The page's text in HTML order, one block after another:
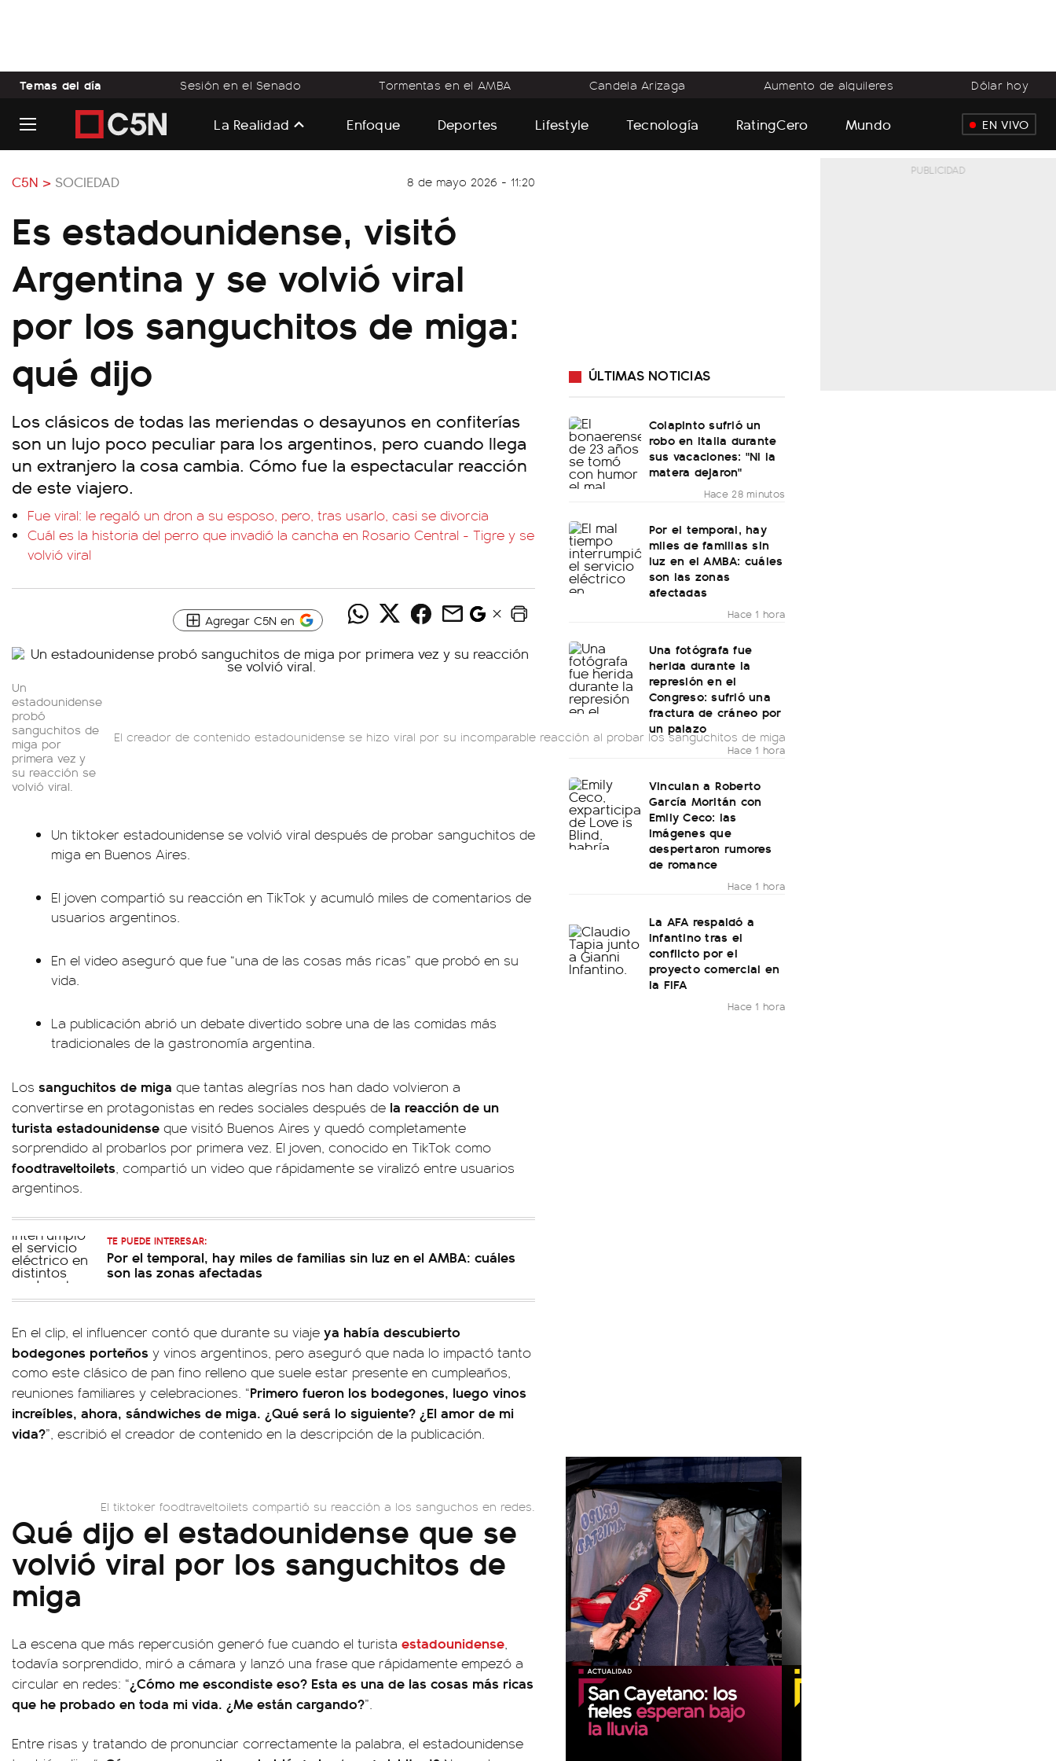
Temas del día Sesión en el Senado Tormentas en el AMBA Candela Arizaga Aumento de alquileres Dólar hoy
La Realidad Enfoque Deportes Lifestyle Tecnología RatingCero Mundo EN VIVO
C5N > SOCIEDAD 8 de mayo 2026 - 11:20
Es estadounidense, visitó
Argentina y se volvió viral
por los sanguchitos de miga:
qué dijo
Los clásicos de todas las meriendas o desayunos en confiterías
son un lujo poco peculiar para los argentinos, pero cuando llega
un extranjero la cosa cambia. Cómo fue la espectacular reacción
de este viajero.
Fue viral: le regaló un dron a su esposo, pero, tras usarlo, casi se divorcia
Cuál es la historia del perro que invadió la cancha en Rosario Central - Tigre y se
volvió viral
Agregar C5N en
Un
estadounidense
probó
sanguchitos de
miga por
primera vez y
su reacción se
volvió viral.
El creador de contenido estadounidense se hizo viral por su incomparable reacción al probar los sanguchitos de miga
Un tiktoker estadounidense se volvió viral después de probar sanguchitos de
miga en Buenos Aires.
El joven compartió su reacción en TikTok y acumuló miles de comentarios de
usuarios argentinos.
En el video aseguró que fue “una de las cosas más ricas” que probó en su
vida.
La publicación abrió un debate divertido sobre una de las comidas más
tradicionales de la gastronomía argentina.
Los sanguchitos de miga que tantas alegrías nos han dado volvieron a
convertirse en protagonistas en redes sociales después de la reacción de un
turista estadounidense que visitó Buenos Aires y quedó completamente
sorprendido al probarlos por primera vez. El joven, conocido en TikTok como
foodtraveltoilets, compartió un video que rápidamente se viralizó entre usuarios
argentinos.
TE PUEDE INTERESAR:
Por el temporal, hay miles de familias sin luz en el AMBA: cuáles
son las zonas afectadas
En el clip, el influencer contó que durante su viaje ya había descubierto
bodegones porteños y vinos argentinos, pero aseguró que nada lo impactó tanto
como este clásico de pan fino relleno que suele estar presente en cumpleaños,
reuniones familiares y celebraciones. “Primero fueron los bodegones, luego vinos
increíbles, ahora, sándwiches de miga. ¿Qué será lo siguiente? ¿El amor de mi
vida?”, escribió el creador de contenido en la descripción de la publicación.
El tiktoker foodtraveltoilets compartió su reacción a los sanguchos en redes.
Qué dijo el estadounidense que se
volvió viral por los sanguchitos de
miga
La escena que más repercusión generó fue cuando el turista estadounidense,
todavía sorprendido, miró a cámara y lanzó una frase que rápidamente empezó a
circular en redes: “¿Cómo me escondiste eso? Esta es una de las cosas más ricas
que he probado en toda mi vida. ¿Me están cargando?”.
Entre risas y tratando de pronunciar correctamente la palabra, el estadounidense
ÚLTIMAS NOTICIAS
Colapinto sufrió un
robo en Italia durante
sus vacaciones: "Ni la
matera dejaron"
Hace 28 minutos
Por el temporal, hay
miles de familias sin
luz en el AMBA: cuáles
son las zonas
afectadas
Hace 1 hora
Una fotógrafa fue
herida durante la
represión en el
Congreso: sufrió una
fractura de cráneo por
un palazo
Hace 1 hora
Vinculan a Roberto
García Moritán con
Emily Ceco: las
imágenes que
despertaron rumores
de romance
Hace 1 hora
La AFA respaldó a
Infantino tras el
conflicto por el
proyecto comercial en
la FIFA
Hace 1 hora